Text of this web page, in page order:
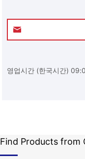
영업시간 (한국시간)
Find Products from